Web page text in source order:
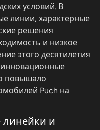
условий. В
линии, характерные
решения
и низкое
этого десятилетия
инновационные
повышало
Puch на
линейки и